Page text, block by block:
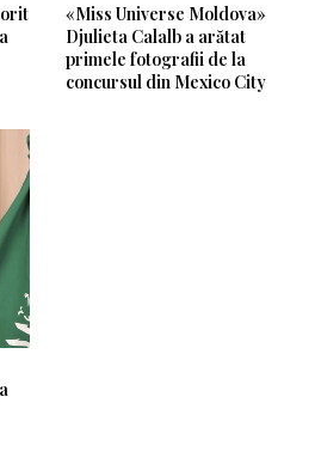
«Miss Universe Moldova»
Djulieta Calalb a arătat
primele fotografii de la
concursul din Mexico City